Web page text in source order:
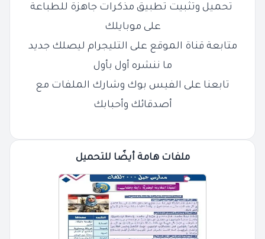
تحميل وتثبيت تطبيق مذكرات جاهزة للطباعة
على موبايلك
متابعة قناة الموقع على التليجرام ليصلك جديد
ما ننشره أول بأول
تابعنا على الفيس بوك وشارك الملفات مع
أصدقائك وأحبابك
ملفات هامة أيضًا للتحميل